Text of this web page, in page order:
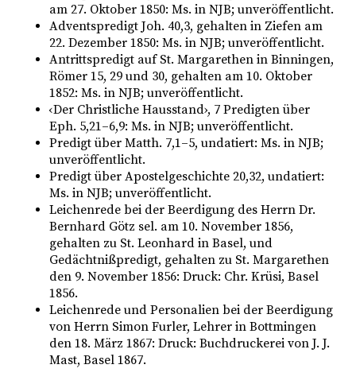
am 27. Oktober 1850: Ms. in NJB; unveröffentlicht.
Adventspredigt Joh. 40,3, gehalten in Ziefen am
22. Dezember 1850: Ms. in NJB; unveröffentlicht.
Antrittspredigt auf St. Margarethen in Binningen,
Römer 15, 29 und 30, gehalten am 10. Oktober
1852: Ms. in NJB; unveröffentlicht.
‹Der Christliche Hausstand›, 7 Predigten über
Eph. 5,21–6,9: Ms. in NJB; unveröffentlicht.
Predigt über Matth. 7,1–5, undatiert: Ms. in NJB;
unveröffentlicht.
Predigt über Apostelgeschichte 20,32, undatiert:
Ms. in NJB; unveröffentlicht.
Leichenrede bei der Beerdigung des Herrn Dr.
Bernhard Götz sel. am 10. November 1856,
gehalten zu St. Leonhard in Basel, und
Gedächtnißpredigt, gehalten zu St. Margarethen
den 9. November 1856: Druck: Chr. Krüsi, Basel
1856.
Leichenrede und Personalien bei der Beerdigung
von Herrn Simon Furler, Lehrer in Bottmingen
den 18. März 1867: Druck: Buchdruckerei von J. J.
Mast, Basel 1867.